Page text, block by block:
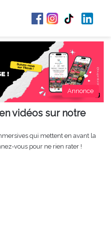
Annonce
vidéos sur notre
qui mettent en avant la
vous pour ne rien rater !